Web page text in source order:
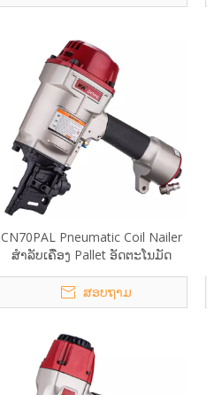
CN70PAL Pneumatic Coil Nailer
ສໍາລັບເຄື່ອງ Pallet ອັດຕະໂນມັດ
ສອບຖາມ